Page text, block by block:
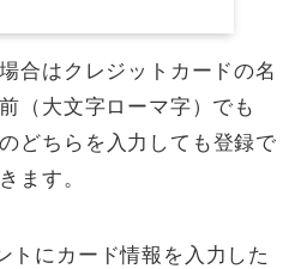
合はクレジットカードの名
（大文字ローマ字）でも
どちらを入力しても登録で
きます。
トにカード情報を入力した